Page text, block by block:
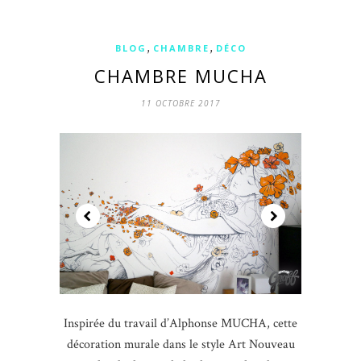
BLOG , CHAMBRE , DÉCO
CHAMBRE MUCHA
11 OCTOBRE 2017
Inspirée du travail d’Alphonse MUCHA, cette
décoration murale dans le style Art Nouveau